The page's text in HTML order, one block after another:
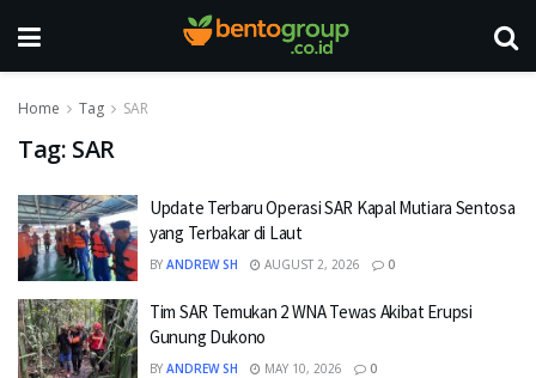
Home Tag SAR
Tag: SAR
Update Terbaru Operasi SAR Kapal Mutiara Sentosa
yang Terbakar di Laut
BY ANDREW SH AUGUST 2, 2026 0
Tim SAR Temukan 2 WNA Tewas Akibat Erupsi
Gunung Dukono
BY ANDREW SH MAY 10, 2026 0